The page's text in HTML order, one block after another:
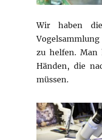
Wir haben
zu helfen. Man
Händen, die
müssen.